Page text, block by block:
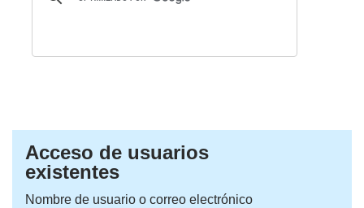
Acceso de usuarios
existentes
Nombre de usuario o correo electrónico